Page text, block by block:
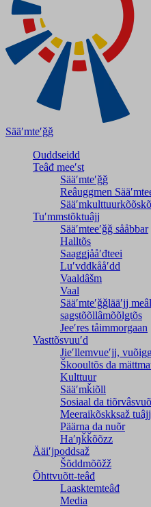
Sääʹmteʹǧǧ
Ouddseidd
Teâđ meeʹst
Sääʹmteʹǧǧ
Reâuggmen
Tuʹmmstõktuâjj
Sääʹmteeʹǧǧ sååbbar
Halltõs
Saaǥǥjååʹđteei
Luʹvddkååʹdd
Vaaldâšm
Vaal
Sääʹmteʹǧǧlääʹjj
saǥstõõllâmõõlǥtõs
Jeeʹres tåimmorgaan
Vasttõsvuuʹd
Jieʹllemvueʹjj,
Škooultõs da
Kulttuur
Sääʹmǩiõll
Sosiaal da
Meeraikõskksaž tuâjj
Päärna da nuõr
Haʹŋǩǩõõzz
Ääiʹjpoddsaž
Šõddmõõžž
Õhttvuõtt-teâđ
Laasktemteâđ
Media